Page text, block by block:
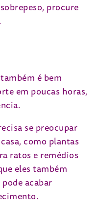
procure
é bem
em poucas horas,
se preocupar
como plantas
ratos e remédios
eles também
acabar